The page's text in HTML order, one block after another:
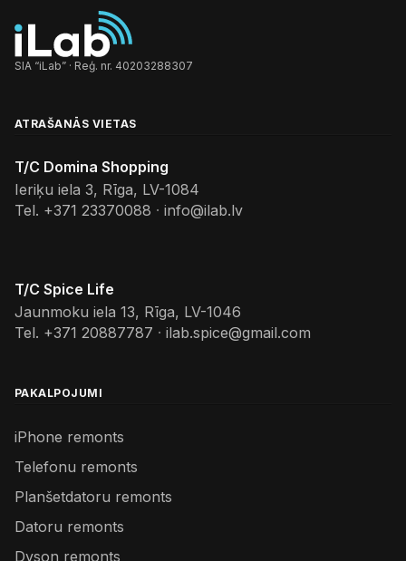
SIA “iLab” · Reģ. nr. 40203288307
ATRAŠANĀS VIETAS
T/C Domina Shopping
Ieriķu iela 3, Rīga, LV-1084
Tel. +371 23370088 · info@ilab.lv
T/C Spice Life
Jaunmoku iela 13, Rīga, LV-1046
Tel. +371 20887787 · ilab.spice@gmail.com
PAKALPOJUMI
iPhone remonts
Telefonu remonts
Planšetdatoru remonts
Datoru remonts
Dyson remonts